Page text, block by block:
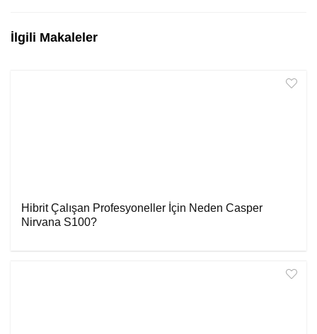
İlgili Makaleler
Hibrit Çalışan Profesyoneller İçin Neden Casper
Nirvana S100?